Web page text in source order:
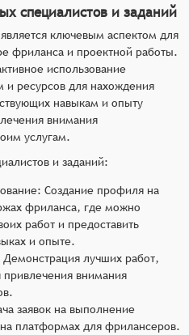
сетями и
для удобства
специалистов и заданий
ключевым аспектом для
фриланса и проектной работы.
использование
и ресурсов для нахождения
навыкам и опыту
внимания
услугам.
и заданий:
Создание профиля на
фриланса, где можно
работ и предоставить
и опыте.
лучших работ,
внимания
заявок на выполнение
платформах для фрилансеров.